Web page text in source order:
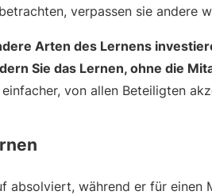
verpassen sie andere
Arten des Lernens
Sie das Lernen, ohne die
von allen Beteiligten
absolviert, während er für einen